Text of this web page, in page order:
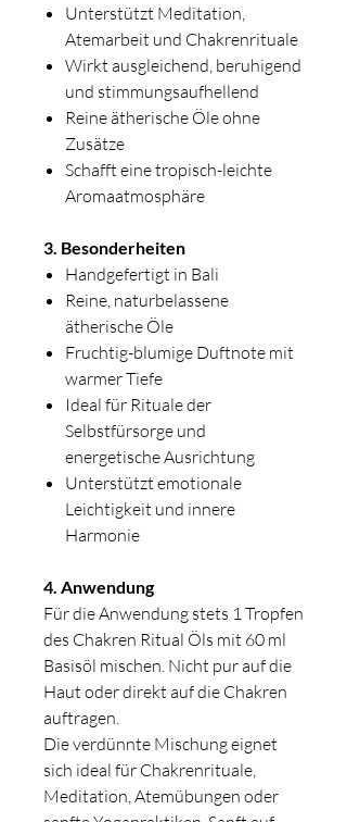
Unterstützt Meditation,
Atemarbeit und Chakrenrituale
Wirkt ausgleichend, beruhigend
und stimmungsaufhellend
Reine ätherische Öle ohne
Zusätze
Schafft eine tropisch-leichte
Aromaatmosphäre
3. Besonderheiten
Handgefertigt in Bali
Reine, naturbelassene
ätherische Öle
Fruchtig-blumige Duftnote mit
warmer Tiefe
Ideal für Rituale der
Selbstfürsorge und
energetische Ausrichtung
Unterstützt emotionale
Leichtigkeit und innere
Harmonie
4. Anwendung
Für die Anwendung stets 1 Tropfen
des Chakren Ritual Öls mit 60 ml
Basisöl mischen. Nicht pur auf die
Haut oder direkt auf die Chakren
auftragen.
Die verdünnte Mischung eignet
sich ideal für Chakrenrituale,
Meditation, Atemübungen oder